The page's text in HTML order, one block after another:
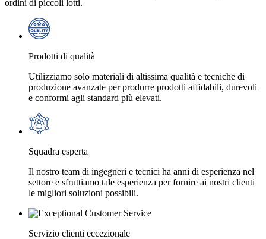
ordini di piccoli lotti.
Prodotti di qualità
Utilizziamo solo materiali di altissima qualità e tecniche di
produzione avanzate per produrre prodotti affidabili, durevoli
e conformi agli standard più elevati.
Squadra esperta
Il nostro team di ingegneri e tecnici ha anni di esperienza nel
settore e sfruttiamo tale esperienza per fornire ai nostri clienti
le migliori soluzioni possibili.
Servizio clienti eccezionale